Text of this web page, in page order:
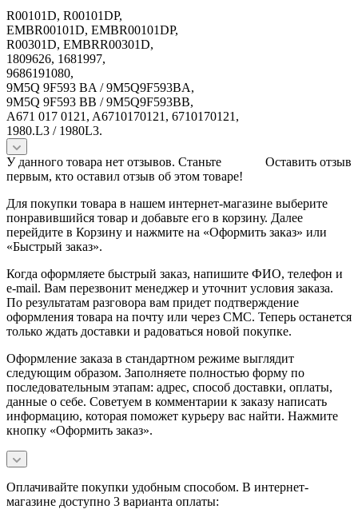
R00101D, R00101DP,
EMBR00101D, EMBR00101DP,
R00301D, EMBRR00301D,
1809626, 1681997,
9686191080,
9M5Q 9F593 BA / 9M5Q9F593BA,
9M5Q 9F593 BB / 9M5Q9F593BB,
A671 017 0121, A6710170121, 6710170121,
1980.L3 / 1980L3.
Оставить отзыв
У данного товара нет отзывов. Станьте
первым, кто оставил отзыв об этом товаре!
Для покупки товара в нашем интернет-магазине выберите
понравившийся товар и добавьте его в корзину. Далее
перейдите в Корзину и нажмите на «Оформить заказ» или
«Быстрый заказ».
Когда оформляете быстрый заказ, напишите ФИО, телефон и
e-mail. Вам перезвонит менеджер и уточнит условия заказа.
По результатам разговора вам придет подтверждение
оформления товара на почту или через СМС. Теперь останется
только ждать доставки и радоваться новой покупке.
Оформление заказа в стандартном режиме выглядит
следующим образом. Заполняете полностью форму по
последовательным этапам: адрес, способ доставки, оплаты,
данные о себе. Советуем в комментарии к заказу написать
информацию, которая поможет курьеру вас найти. Нажмите
кнопку «Оформить заказ».
Оплачивайте покупки удобным способом. В интернет-
магазине доступно 3 варианта оплаты: